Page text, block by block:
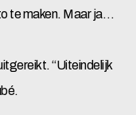
te maken. Maar ja…
“Uiteindelijk